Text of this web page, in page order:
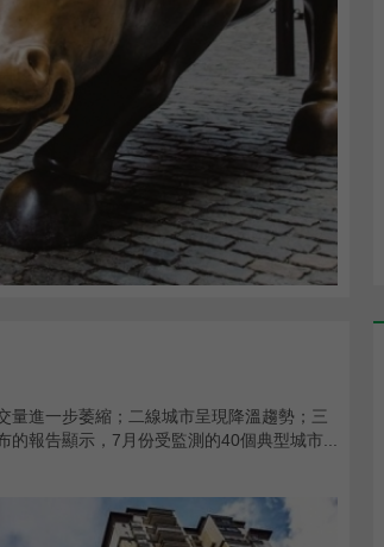
量進一步萎縮；二線城市呈現降溫趨勢；三
報告顯示，7月份受監測的40個典型城市...